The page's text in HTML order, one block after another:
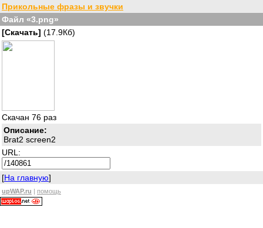
Прикольные фразы и звучки
Файл «3.png»
[Скачать] (17.9Кб)
Скачан 76 раз
Описание:
Brat2 screen2
URL:
[На главную]
upWAP.ru | помощь